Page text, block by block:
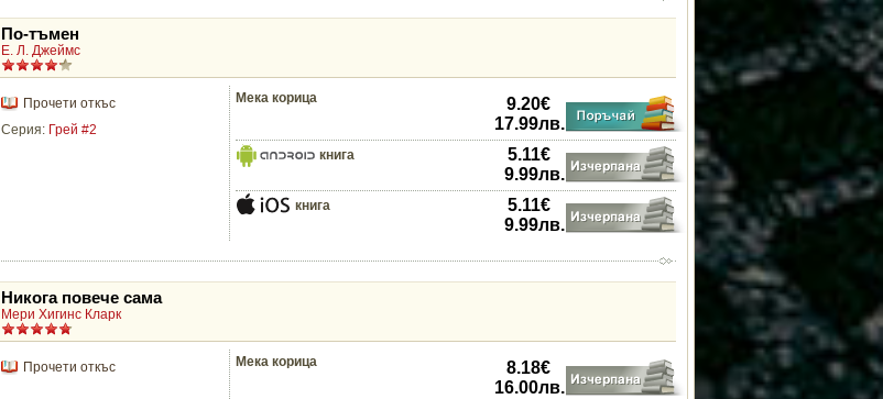
По-тъмен
Е. Л. Джеймс
Прочети откъс
Серия: Грей #2
Мека корица 9.20€
17.99лв.
книга 5.11€
9.99лв.
книга 5.11€
9.99лв.
Никога повече сама
Мери Хигинс Кларк
Прочети откъс Мека корица 8.18€
16.00лв.